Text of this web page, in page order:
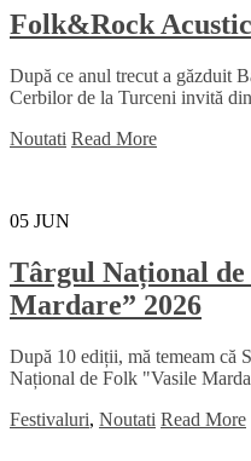
Folk&Rock
După ce anul trecut a găzduit
Cerbilor de la Turceni invită
Noutati Read More
05 JUN
Târgul Național de
Mardare” 2026
După 10 ediții, mă temeam că
Național de Folk "Vasile
Festivaluri, Noutati Read More